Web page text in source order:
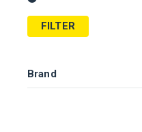
FILTER
Brand